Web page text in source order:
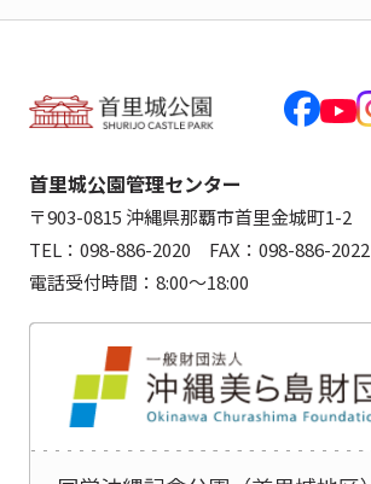
首里城公園管理センター
〒903-0815 沖縄県那覇市首里金城町1-2
TEL：098-886-2020 FAX：098-886-2022
電話受付時間：8:00～18:00